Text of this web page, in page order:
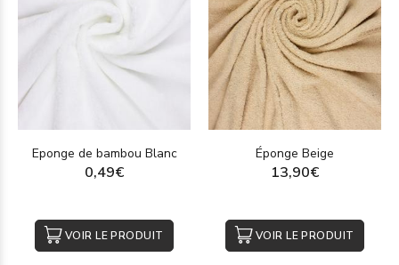
Eponge de bambou Blanc
0,49€
VOIR LE PRODUIT
Éponge Beige
13,90€
VOIR LE PRODUIT